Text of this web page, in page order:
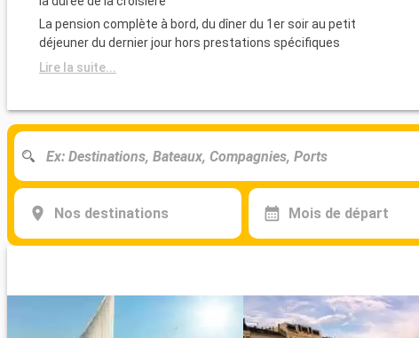
La pension complète à bord, du dîner du 1er soir au petit
déjeuner du dernier jour hors prestations spécifiques
Lire la suite...
Nos destinations Mois de départ